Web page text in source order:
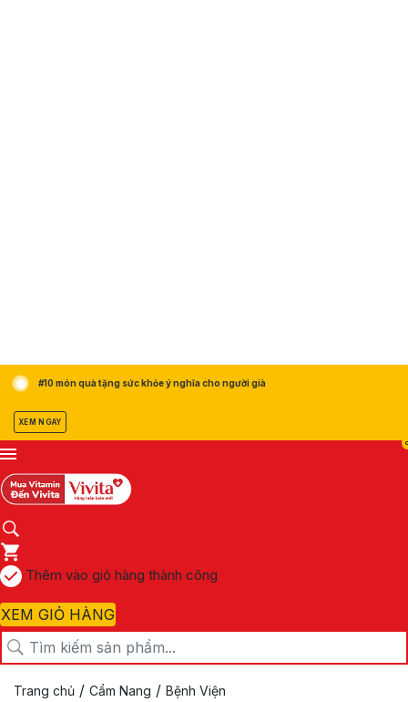
#10 món quà tặng sức khỏe ý nghĩa cho người già
XEM NGAY
0
Thêm vào giỏ hàng thành công
XEM GIỎ HÀNG
Trang chủ / Cẩm Nang / Bệnh Viện